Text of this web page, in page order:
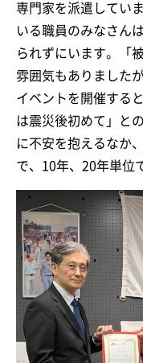
専門家を派遣してい
いる職員のみなさん
られずにいます。「
雰囲気もありました
イベントを開催する
は震災後初めて」と
に不安を抱えるなか
で、10年、20年単位